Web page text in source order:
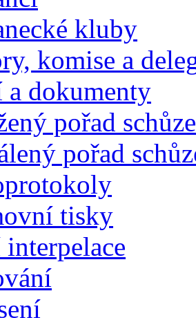
kluby
komise a
a dokumenty
pořad schůze
pořad
tisky